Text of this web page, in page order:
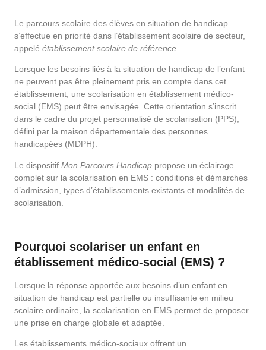
Le parcours scolaire des élèves en situation de handicap
s’effectue en priorité dans l’établissement scolaire de secteur,
appelé établissement scolaire de référence
Lorsque les besoins liés à la situation de handicap de l’enfant
ne peuvent pas être pleinement pris en compte dans cet
établissement, une scolarisation en établissement médico-
social (EMS) peut être envisagée. Cette orientation s’inscrit
dans le cadre du projet personnalisé de scolarisation (PPS),
défini par la maison départementale des personnes
handicapées (MDPH).
Le dispositif Mon Parcours Handicap propose un éclairage
complet sur la scolarisation en EMS : conditions et démarches
d’admission, types d’établissements existants et modalités de
scolarisation.
Pourquoi scolariser un enfant en
établissement médico-social (EMS) ?
Lorsque la réponse apportée aux besoins d’un enfant en
situation de handicap est partielle ou insuffisante en milieu
scolaire ordinaire, la scolarisation en EMS permet de proposer
une prise en charge globale et adaptée.
Les établissements médico-sociaux offrent un